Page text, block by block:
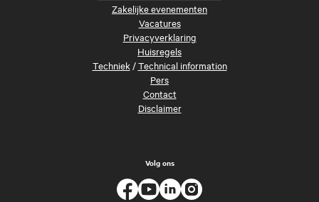
Zakelijke evenementen
Vacatures
Privacyverklaring
Huisregels
Techniek/Technical information
Pers
Contact
Disclaimer
Volg ons